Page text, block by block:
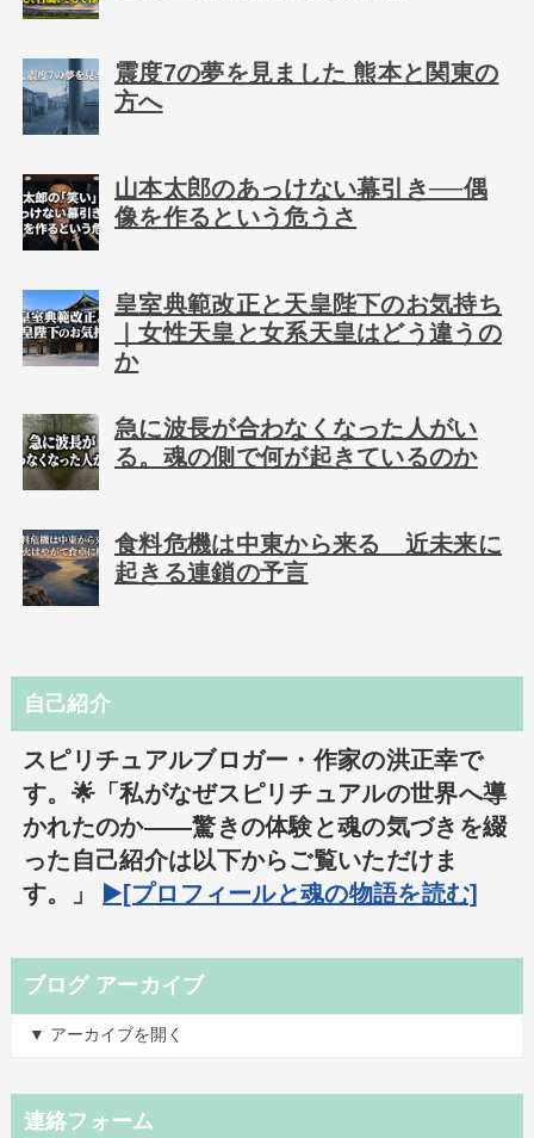
震度7の夢を見ました 熊本と関東の
方へ
山本太郎のあっけない幕引き──偶
像を作るという危うさ
皇室典範改正と天皇陛下のお気持ち
｜女性天皇と女系天皇はどう違うの
か
急に波長が合わなくなった人がい
る。魂の側で何が起きているのか
食料危機は中東から来る 近未来に
起きる連鎖の予言
自己紹介
スピリチュアルブロガー・作家の洪正幸で
す。🌟「私がなぜスピリチュアルの世界へ導
かれたのか――驚きの体験と魂の気づきを綴
った自己紹介は以下からご覧いただけま
す。」
▶️[プロフィールと魂の物語を読む]
ブログ アーカイブ
▼ アーカイブを開く
連絡フォーム